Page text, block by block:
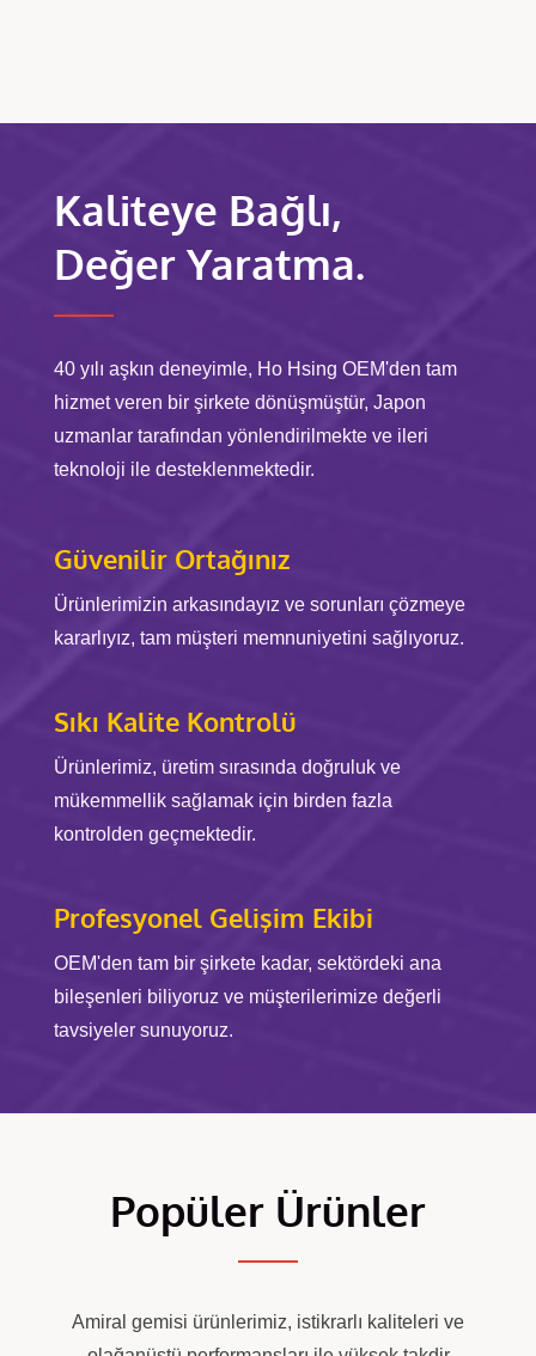
Kaliteye Bağlı,
Değer Yaratma.
40 yılı aşkın deneyimle, Ho Hsing OEM'den tam
hizmet veren bir şirkete dönüşmüştür, Japon
uzmanlar tarafından yönlendirilmekte ve ileri
teknoloji ile desteklenmektedir.
Güvenilir Ortağınız
Ürünlerimizin arkasındayız ve sorunları çözmeye
kararlıyız, tam müşteri memnuniyetini sağlıyoruz.
Sıkı Kalite Kontrolü
Ürünlerimiz, üretim sırasında doğruluk ve
mükemmellik sağlamak için birden fazla
kontrolden geçmektedir.
Profesyonel Gelişim Ekibi
OEM'den tam bir şirkete kadar, sektördeki ana
bileşenleri biliyoruz ve müşterilerimize değerli
tavsiyeler sunuyoruz.
Popüler Ürünler
Amiral gemisi ürünlerimiz, istikrarlı kaliteleri ve